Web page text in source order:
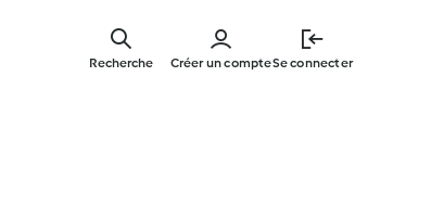
main
Créer un compteSe connecter
Recherche